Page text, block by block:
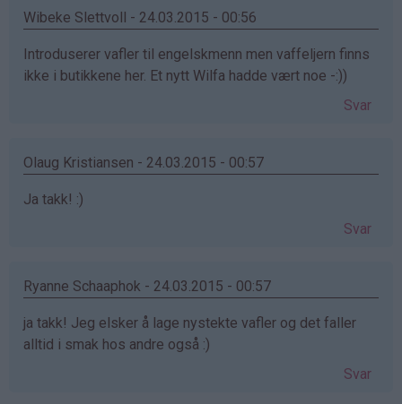
Wibeke Slettvoll - 24.03.2015 - 00:56
Introduserer vafler til engelskmenn men vaffeljern finns
ikke i butikkene her. Et nytt Wilfa hadde vært noe -:))
Svar
Olaug Kristiansen - 24.03.2015 - 00:57
Ja takk! :)
Svar
Ryanne Schaaphok - 24.03.2015 - 00:57
ja takk! Jeg elsker å lage nystekte vafler og det faller
alltid i smak hos andre også :)
Svar